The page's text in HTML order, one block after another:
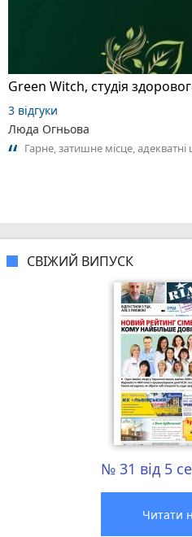
Green Witch, студія
3 відгуки
Люда Огньова
Гарне, затишне місце, адекватні
СВІЖИЙ ВИПУСК
№ 31 від 5
Читати